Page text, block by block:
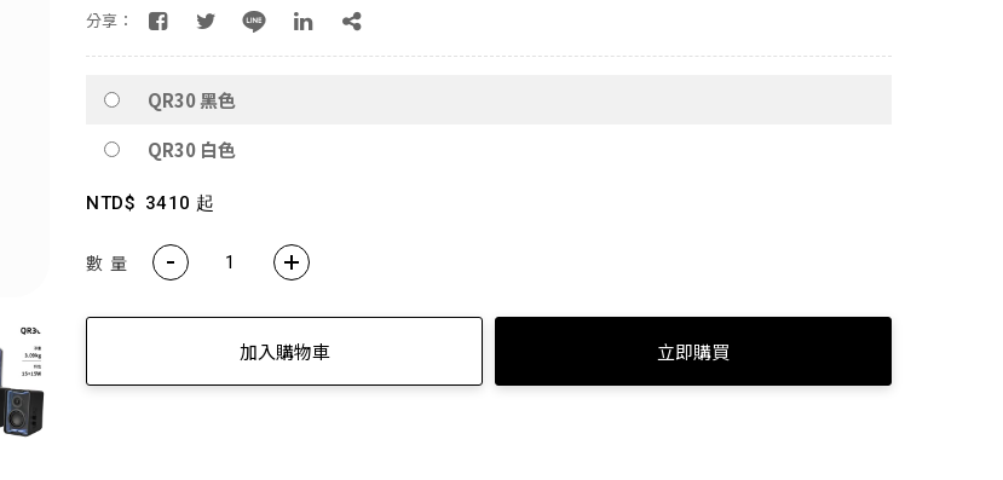
EDIFIER QD35全新上市 打造全新桌面美學❤️
牙抗噪耳機ｘ空間音訊ｘANC 主動降噪 -50dB 個人劇院帶著走
W260NC｜皮革質感Ｘ-45dB 主動降噪Ｘ支援快充
果新進化 G1500 BAR 迷你聲霸 7.1 環繞音效 身歷其境
皮【EDIFIER 官方旗艦店】 週週好禮現在領🎁！
入生活 ── R33BT 經典木質喇叭｜精準分頻打造層次聲效
分享：
QR30 黑色
QR30 白色
NTD$ 3410 起
數 量
加入購物車 立即購買